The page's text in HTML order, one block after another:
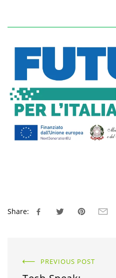
Share:
PREVIOUS POST